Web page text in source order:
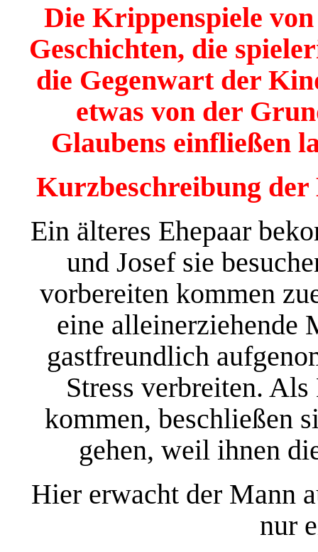
Die Krippenspiele
Geschichten, die
die Gegenwart der
etwas von der
Glaubens einfließen
Kurzbeschreibung
Ein älteres Ehepaar
und Josef sie
vorbereiten kommen
eine alleinerziehende
gastfreundlich
Stress verbreiten.
kommen, beschließen
gehen, weil ihnen
Hier erwacht der Mann
nur